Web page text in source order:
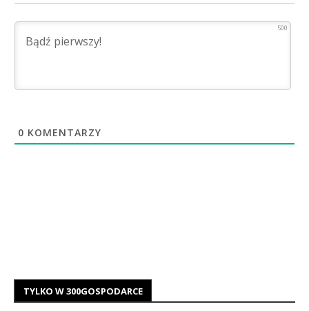
500
0 KOMENTARZY
TYLKO W 300GOSPODARCE